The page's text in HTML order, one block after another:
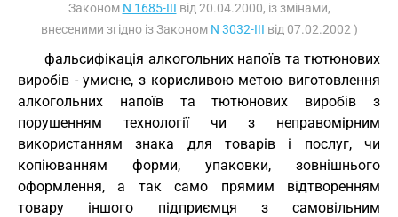
Законом N 1685-III від 20.04.2000, із змінами,
внесеними згідно із Законом N 3032-III від 07.02.2002 )
фальсифікація алкогольних напоїв та тютюнових
виробів - умисне, з корисливою метою виготовлення
алкогольних напоїв та тютюнових виробів з
порушенням технології чи з неправомірним
використанням знака для товарів і послуг, чи
копіюванням форми, упаковки, зовнішнього
оформлення, а так само прямим відтворенням
товару іншого підприємця з самовільним